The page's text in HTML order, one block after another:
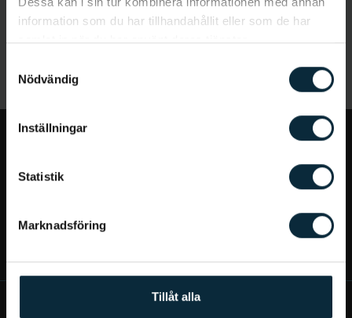
information som du har tillhandahållit eller som de har
samlat in när du har använt deras tjänster.
Nödvändig
Inställningar
Statistik
Marknadsföring
Tillåt alla